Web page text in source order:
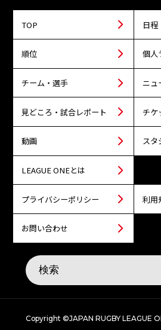
TOP 日程
順位 個人
チーム・選手 ニュ
見どころ・試合レポート チケ
動画 スタ
LEAGUE ONEとは
プライバシーポリシー 利用
お問い合わせ
Copyright ©JAPAN RUGBY LEAGUE